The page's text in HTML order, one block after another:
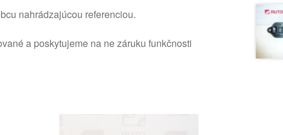
nahrádzajúcou referenciou.
a poskytujeme na ne záruku funkčnosti